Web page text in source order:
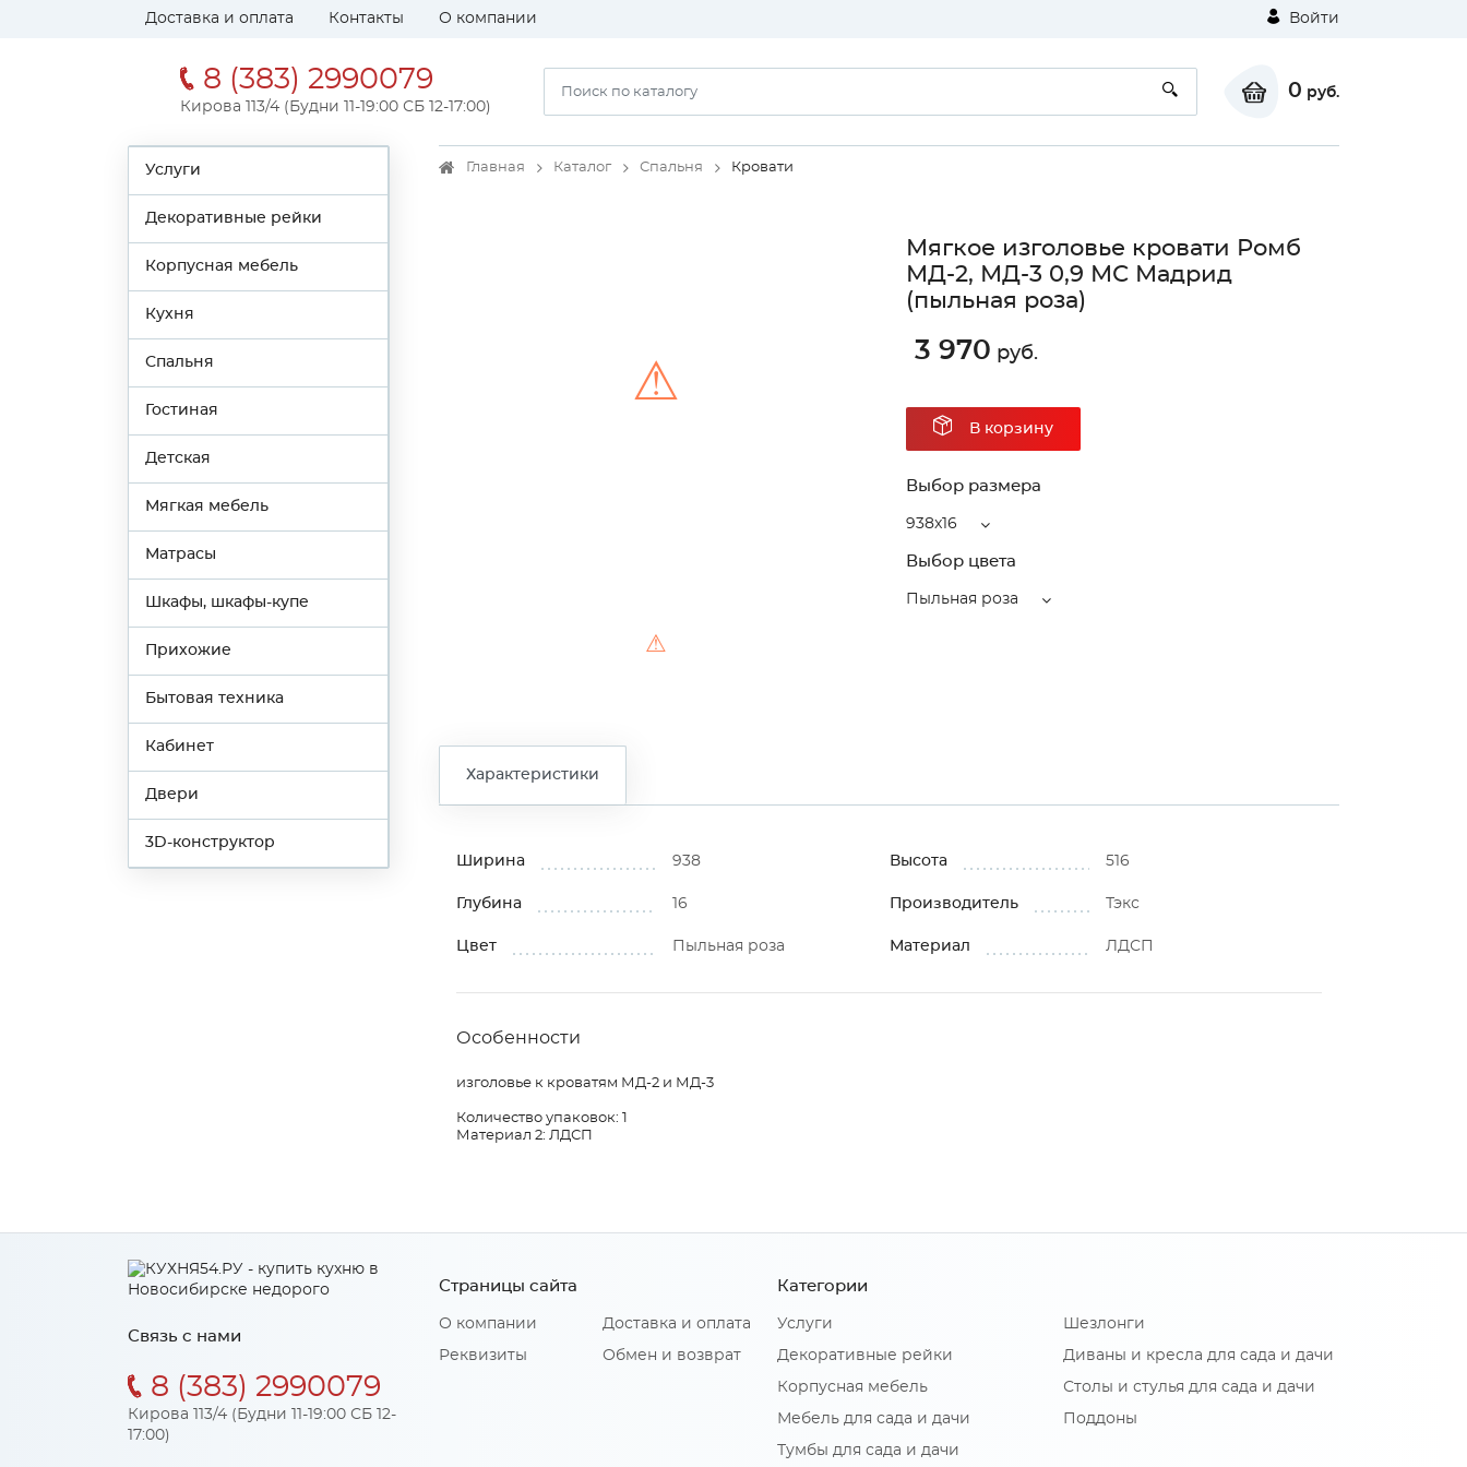
Доставка и оплата Контакты О компании Войти
8 (383) 2990079
Кирова 113/4 (Будни 11-19:00 СБ 12-17:00)
0 руб.
Услуги
Декоративные рейки
Корпусная мебель
Кухня
Спальня
Гостиная
Детская
Мягкая мебель
Матрасы
Шкафы, шкафы-купе
Прихожие
Бытовая техника
Кабинет
Двери
3D-конструктор
Главная Каталог Спальня Кровати
⚠
⚠
Мягкое изголовье кровати Ромб
МД-2, МД-3 0,9 МС Мадрид
(пыльная роза)
3 970 руб.
В корзину
Выбор размера
938x16
Выбор цвета
Пыльная роза
Характеристики
Ширина 938 Высота 516
Глубина 16 Производитель Тэкс
Цвет Пыльная роза Материал ЛДСП
Особенности
изголовье к кроватям МД-2 и МД-3
Количество упаковок: 1
Материал 2: ЛДСП
Связь с нами
8 (383) 2990079
Кирова 113/4 (Будни 11-19:00 СБ 12-
17:00)
Страницы сайта
О компании
Реквизиты
Доставка и оплата
Обмен и возврат
Категории
Услуги
Декоративные рейки
Корпусная мебель
Мебель для сада и дачи
Тумбы для сада и дачи
Шезлонги
Диваны и кресла для сада и дачи
Столы и стулья для сада и дачи
Поддоны